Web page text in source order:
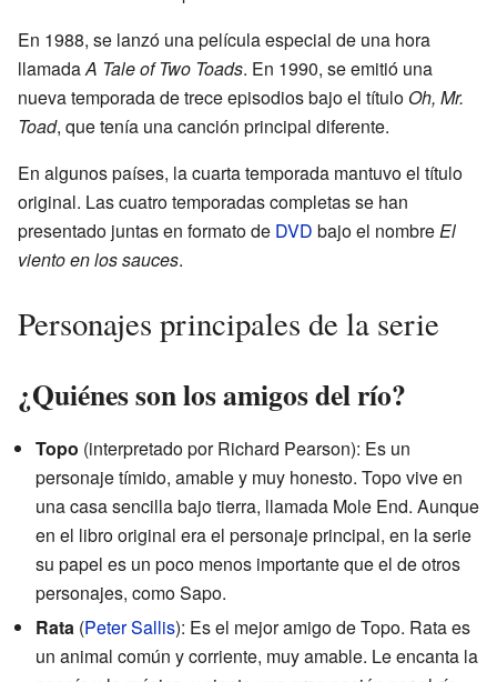
En 1988, se lanzó una película especial de una hora
llamadaA Tale of Two Toads. En 1990, se emitió una
nueva temporada de trece episodios bajo el título Oh, Mr.
Toad, que tenía una canción principal diferente.
En algunos países, la cuarta temporada mantuvo el título
original. Las cuatro temporadas completas se han
presentado juntas en formato de DVD bajo el nombreEl
viento en los sauces.
Personajes principales de la serie
¿Quiénes son los amigos del río?
Topo (interpretado por Richard Pearson): Es un
personaje tímido, amable y muy honesto. Topo vive en
una casa sencilla bajo tierra, llamada Mole End. Aunque
en el libro original era el personaje principal, en la serie
su papel es un poco menos importante que el de otros
personajes, como Sapo.
Rata (Peter Sallis): Es el mejor amigo de Topo. Rata es
un animal común y corriente, muy amable. Le encanta la